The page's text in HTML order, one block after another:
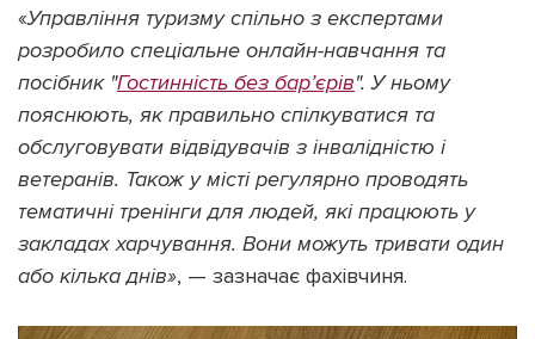
«Управління туризму спільно з експертами
розробило спеціальне онлайн-навчання та
посібник "Гостинність без бар’єрів". У ньому
пояснюють, як правильно спілкуватися та
обслуговувати відвідувачів з інвалідністю і
ветеранів. Також у місті регулярно проводять
тематичні тренінги для людей, які працюють у
закладах харчування. Вони можуть тривати один
або кілька днів», — зазначає фахівчиня.